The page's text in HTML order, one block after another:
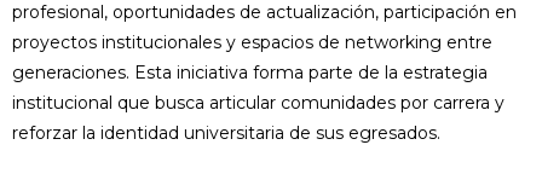
profesional, oportunidades de actualización, participación en
proyectos institucionales y espacios de networking entre
generaciones. Esta iniciativa forma parte de la estrategia
institucional que busca articular comunidades por carrera y
reforzar la identidad universitaria de sus egresados.